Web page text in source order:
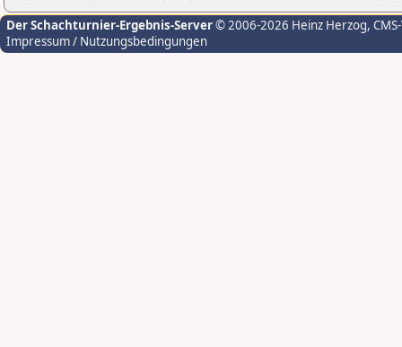
Der Schachturnier-Ergebnis-Server© 2006-2026 Heinz Herzog,
Impressum / Nutzungsbedingungen